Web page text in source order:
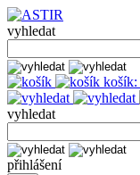
vyhledat
košík:
vyhledat
přihlášení